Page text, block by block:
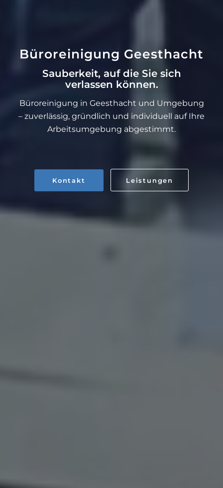
Büroreinigung Geesthacht
Sauberkeit, auf die Sie sich
verlassen können.
Büroreinigung in Geesthacht und Umgebung
– zuverlässig, gründlich und individuell auf Ihre
Arbeitsumgebung abgestimmt.
Kontakt Leistungen